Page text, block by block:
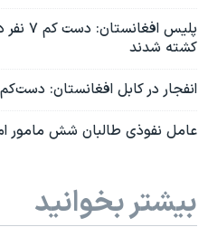
پلیس
کشته شدند
انفجار در کابل افغانستان: دست‌کم ۹۰کشته و ۴۶۱ زخمی
عامل نفوذی طالبان شش مامور
بیشتر بخوانید